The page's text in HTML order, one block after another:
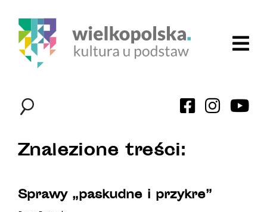
Znalezione treści:
Sprawy „paskudne i przykre”